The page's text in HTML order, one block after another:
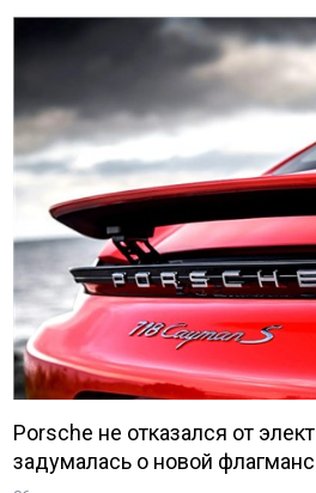
Porsche не отказался от
задумалась о новой